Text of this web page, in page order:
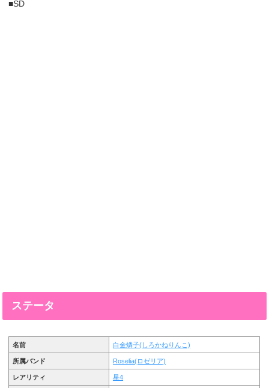
■SD
ステータ
名前 白金燐子(しろかねりんこ)
所属バンド Roselia(ロゼリア)
レアリティ 星4